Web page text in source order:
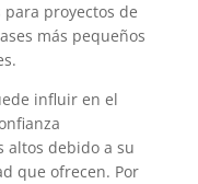
proyectos de
más pequeños
influir en el
altos debido a su
que ofrecen. Por